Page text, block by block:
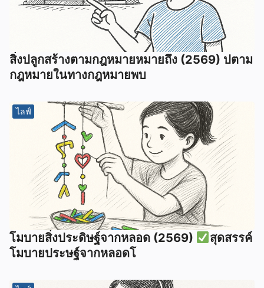
สิ่งปลูกสร้างตามกฎหมายหมายถึง (2569) ปตาม
กฎหมายในทางกฎหมายพบ
ไลฟ์
โมบายสิ่งประดิษฐ์จากหลอด (2569)
สุดสรรค์
โมบายประษฐ์จากหลอดโ